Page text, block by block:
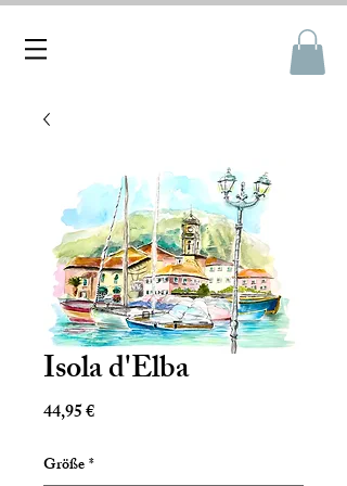
Isola d'Elba
44,95 €Preis
Größe*